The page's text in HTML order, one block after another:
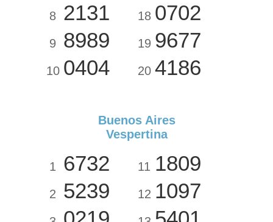
8 2131
9 8989
10 0404
18 0702
19 9677
20 4186
Buenos Aires
Vespertina
1 6732
2 5239
11 1809
12 1097